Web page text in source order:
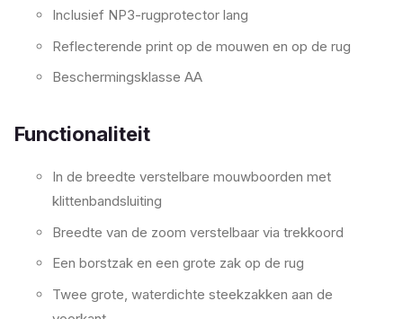
Inclusief NP3-rugprotector lang
Reflecterende print op de mouwen en op de rug
Beschermingsklasse AA
Functionaliteit
In de breedte verstelbare mouwboorden met
klittenbandsluiting
Breedte van de zoom verstelbaar via trekkoord
Een borstzak en een grote zak op de rug
Twee grote, waterdichte steekzakken aan de